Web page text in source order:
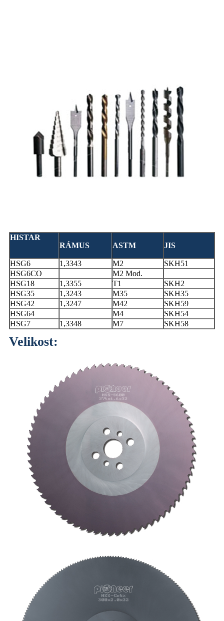
HISTAR
RÁMUS
ASTM JIS
HSG6 1,3343 M2
SKH51
HSG6CO
M2 Mod.
HSG18
1,3355 T1
SKH2
HSG35
1,3243 M35
SKH35
HSG42
1,3247 M42
SKH59
HSG64
M4
SKH54
HSG7
1,3348 M7 SKH58
Velikost: